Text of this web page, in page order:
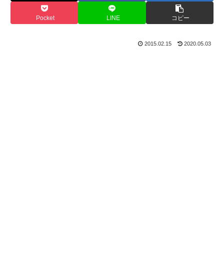
Pocket LINE コピー
2015.02.15 2020.05.03